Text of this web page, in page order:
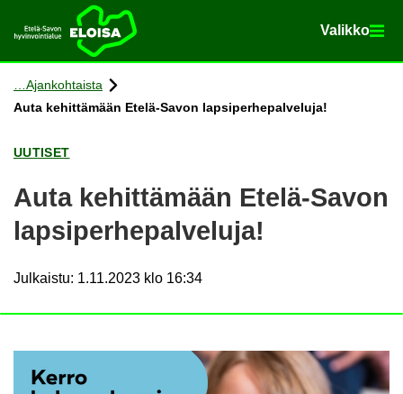
Etusi­vu Va­lik­ko
Va­lik­ko
Siir­ry si­säl­töön
Ajan­koh­tais­ta
Auta ke­hit­tä­mään Etelä-​Savon lap­si­per­he­pal­ve­lu­ja!
UU­TI­SET
Auta ke­hit­tä­mään Etelä-​Savon
lap­si­per­he­pal­ve­lu­ja!
Julkaistu: 1.11.2023 klo 16:34